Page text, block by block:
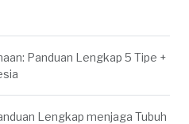
Panduan Lengkap 5 Tipe +
Lengkap menjaga Tubuh